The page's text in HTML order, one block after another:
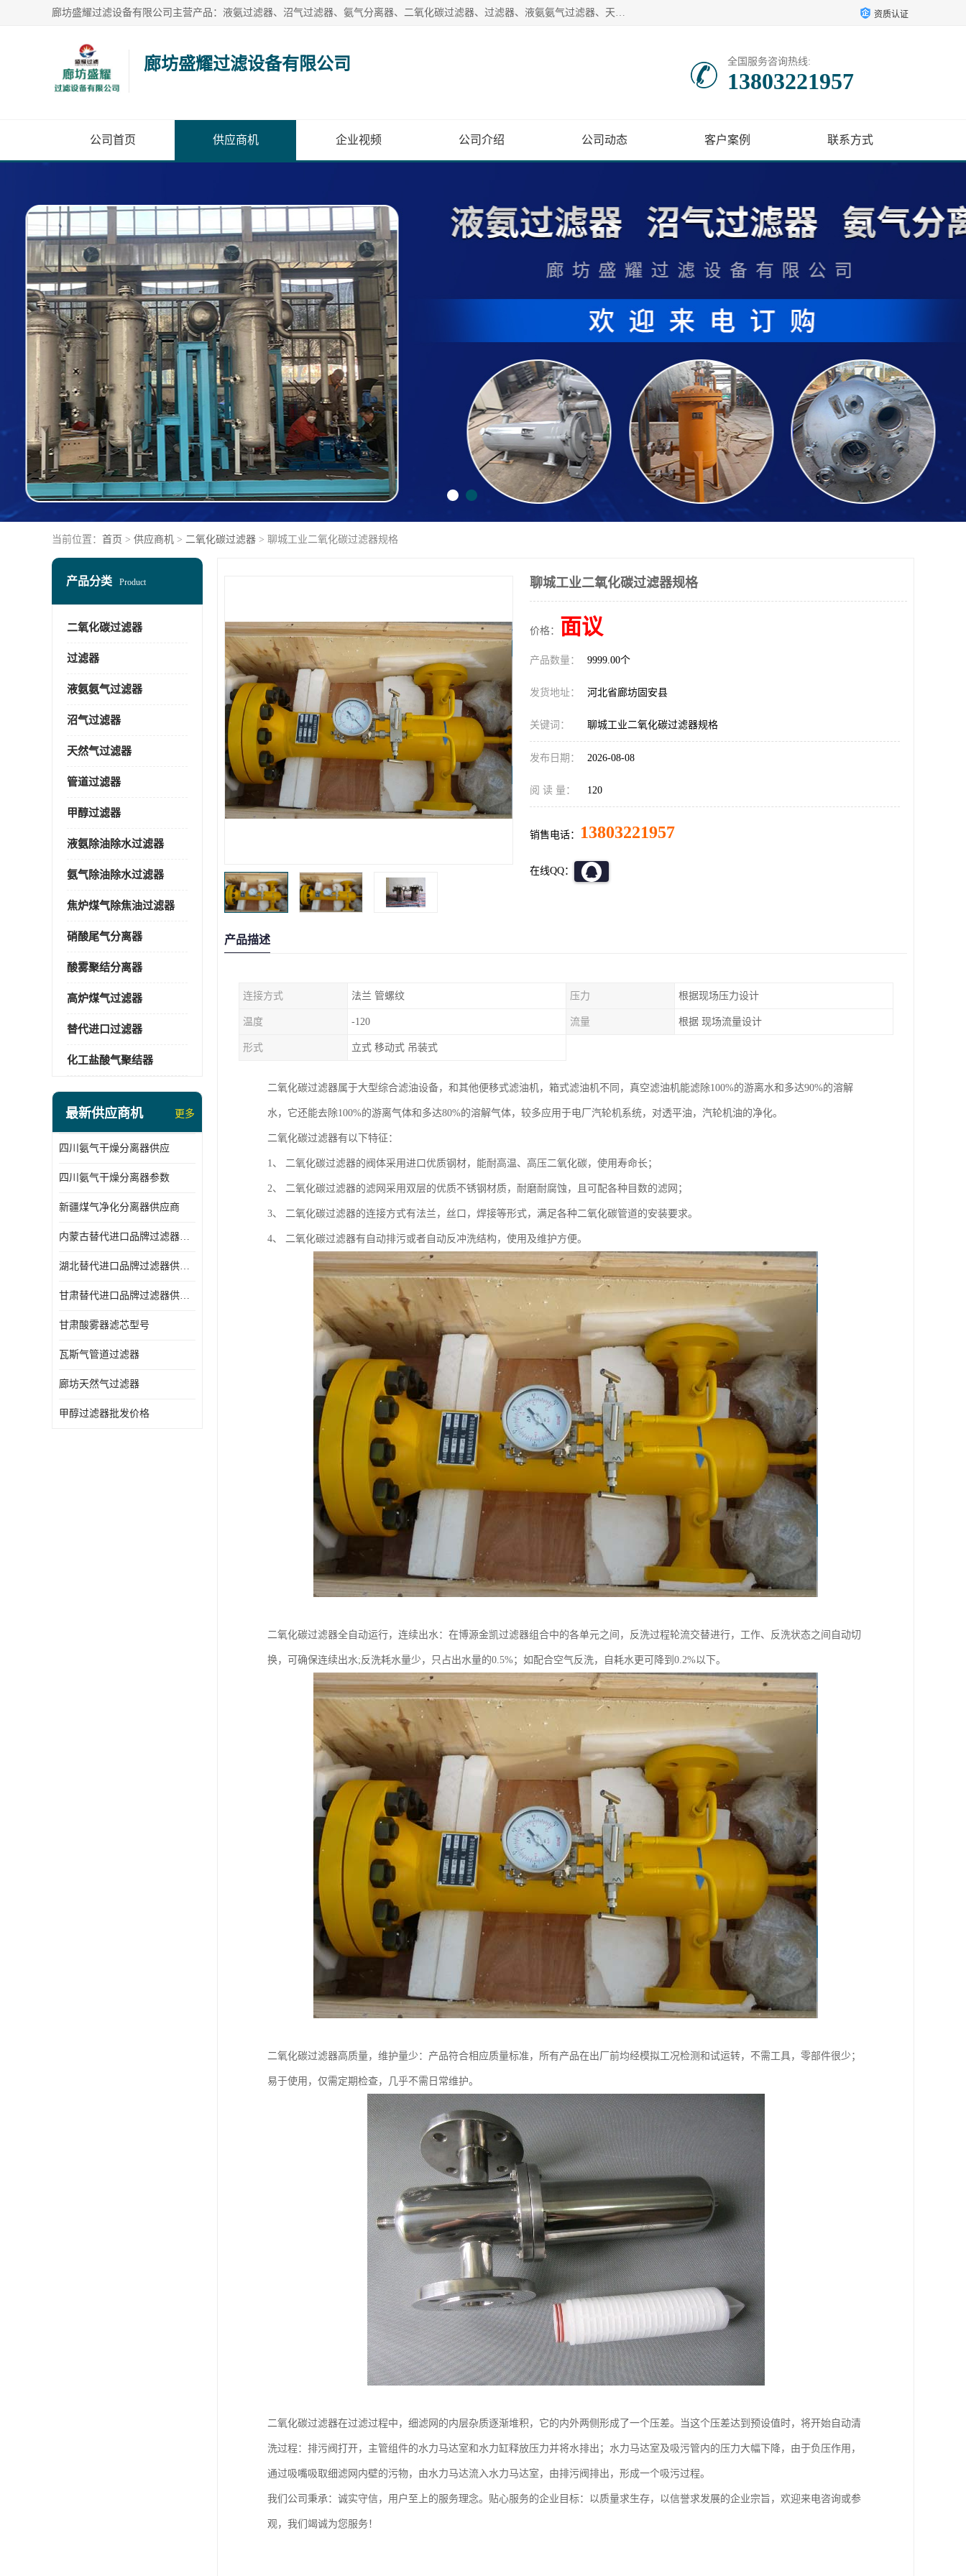
廊坊盛耀过滤设备有限公司主营产品：液氨过滤器、沼气过滤器、氨气分离器、二氧化碳过滤器、过滤器、液氨氨气过滤器、天然气过滤器、管道过滤器、*过滤器、液氨除油除水过滤器、氨气除油除水过滤器、焦炉煤气除焦油过滤器等。 资质认证
廊坊盛耀过滤设备有限公司 全国服务咨询热线:
13803221957
公司首页 供应商机 企业视频 公司介绍 公司动态 客户案例 联系方式
当前位置： 首页 > 供应商机 > 二氧化碳过滤器 > 聊城工业二氧化碳过滤器规格
产品分类 Product
二氧化碳过滤器
过滤器
液氨氨气过滤器
沼气过滤器
天然气过滤器
管道过滤器
甲醇过滤器
液氨除油除水过滤器
氨气除油除水过滤器
焦炉煤气除焦油过滤器
硝酸尾气分离器
酸雾聚结分离器
高炉煤气过滤器
替代进口过滤器
化工盐酸气聚结器
最新供应商机 更多
四川氨气干燥分离器供应
四川氨气干燥分离器参数
新疆煤气净化分离器供应商
内蒙古替代进口品牌过滤器厂家
湖北替代进口品牌过滤器供应商
甘肃替代进口品牌过滤器供应商
甘肃酸雾器滤芯型号
瓦斯气管道过滤器
廊坊天然气过滤器
甲醇过滤器批发价格
聊城工业二氧化碳过滤器规格
价格： 面议
产品数量： 9999.00个
发货地址： 河北省廊坊固安县
关键词： 聊城工业二氧化碳过滤器规格
发布日期： 2026-08-08
阅 读 量： 120
销售电话： 13803221957
在线QQ：
产品描述
连接方式 法兰 管螺纹 压力 根据现场压力设计
温度 -120 流量 根据 现场流量设计
形式 立式 移动式 吊装式
二氧化碳过滤器属于大型综合滤油设备，和其他便移式滤油机，箱式滤油机不同，真空滤油机能滤除100%的游离水和多达90%的溶解
水，它还能去除100%的游离气体和多达80%的溶解气体，较多应用于电厂汽轮机系统，对透平油，汽轮机油的净化。
二氧化碳过滤器有以下特征：
1、 二氧化碳过滤器的阀体采用进口优质钢材，能耐高温、高压二氧化碳，使用寿命长；
2、 二氧化碳过滤器的滤网采用双层的优质不锈钢材质，耐磨耐腐蚀，且可配各种目数的滤网；
3、 二氧化碳过滤器的连接方式有法兰，丝口，焊接等形式，满足各种二氧化碳管道的安装要求。
4、 二氧化碳过滤器有自动排污或者自动反冲洗结构，使用及维护方便。
二氧化碳过滤器全自动运行，连续出水：在博源金凯过滤器组合中的各单元之间，反洗过程轮流交替进行，工作、反洗状态之间自动切
换，可确保连续出水;反洗耗水量少，只占出水量的0.5%；如配合空气反洗，自耗水更可降到0.2%以下。
二氧化碳过滤器高质量，维护量少：产品符合相应质量标准，所有产品在出厂前均经模拟工况检测和试运转，不需工具，零部件很少；
易于使用，仅需定期检查，几乎不需日常维护。
二氧化碳过滤器在过滤过程中，细滤网的内层杂质逐渐堆积，它的内外两侧形成了一个压差。当这个压差达到预设值时，将开始自动清
洗过程：排污阀打开，主管组件的水力马达室和水力缸释放压力并将水排出；水力马达室及吸污管内的压力大幅下降，由于负压作用，
通过吸嘴吸取细滤网内壁的污物，由水力马达流入水力马达室，由排污阀排出，形成一个吸污过程。
我们公司秉承：诚实守信，用户至上的服务理念。贴心服务的企业目标：以质量求生存，以信誉求发展的企业宗旨，欢迎来电咨询或参
观，我们竭诚为您服务！